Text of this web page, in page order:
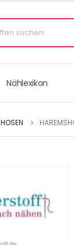
Nählexikon
HOSEN